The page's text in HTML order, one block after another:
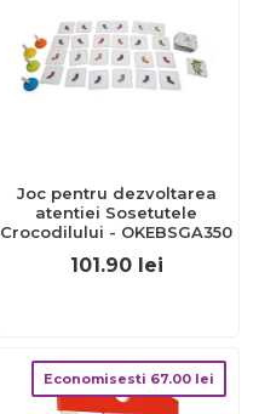
Joc pentru dezvoltarea
atentiei Sosetutele
Crocodilului - OKEBSGA350
101.90 lei
Economisesti 67.00 lei